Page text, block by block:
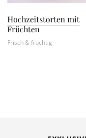
Hochzeitstorten mit
Früchten
Frisch & fruchtig